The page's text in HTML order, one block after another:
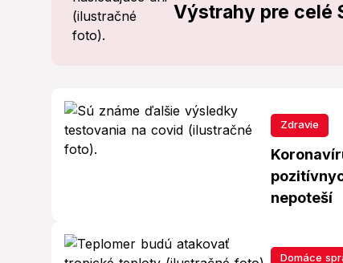
Výstrahy pre celé
Zdravie
nepoteší
Domáce